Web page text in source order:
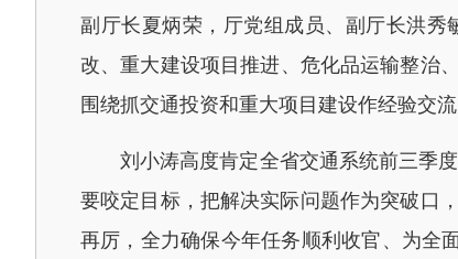
副厅长夏炳荣，厅党组成员、副厅长洪
改、重大建设项目推进、危化品运输整治
围绕抓交通投资和重大项目建设作经验交流
刘小涛高度肯定全省交通系统前三季度
要咬定目标，把解决实际问题作为突破口
再厉，全力确保今年任务顺利收官、为全